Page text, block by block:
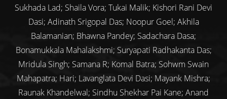
Sukhada Lad; Shaila Vora; Tukai Malik; Kishori Rani Devi
Dasi; Adinath Srigopal Das; Noopur Goel; Akhila
Balamanian; Bhawna Pandey; Sadachara Dasa;
Bonamukkala Mahalakshmi; Suryapati Radhakanta Das;
Mridula Singh; Samana R; Komal Batra; Sohwm Swain
Mahapatra; Hari; Lavanglata Devi Dasi; Mayank Mishra;
Raunak Khandelwal; Sindhu Shekhar Pai Kane; Anand